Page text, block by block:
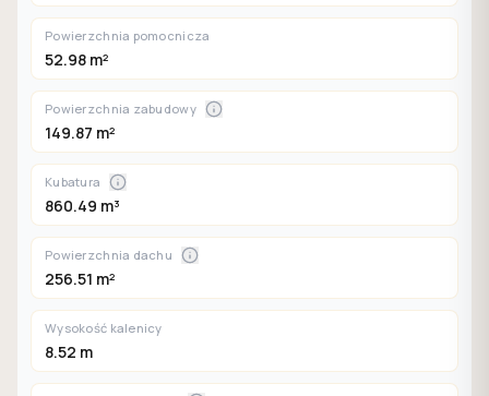
Powierzchnia pomocnicza
52.98 m²
Powierzchnia zabudowy
149.87 m²
Kubatura
860.49 m³
Powierzchnia dachu
256.51 m²
Wysokość kalenicy
8.52 m